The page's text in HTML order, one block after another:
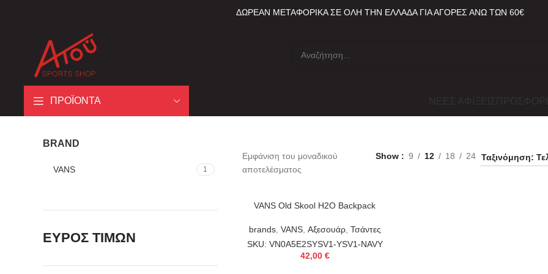
ΔΩΡΕΑΝ ΜΕΤΑΦΟΡΙΚΑ ΣΕ ΟΛΗ ΤΗΝ ΕΛΛΑΔΑ ΓΙΑ ΑΓΟΡΕΣ ΑΝΩ ΤΩΝ 60€
ΠΡΟΪΟΝΤΑ
BRAND
VANS 1
ΕΥΡΟΣ ΤΙΜΩΝ
Εμφάνιση του μοναδικού
αποτελέσματος
Show 9 12 18 24
VANS Old Skool H2O Backpack
brands, VANS, Αξεσουάρ, Τσάντες
SKU: VN0A5E2SYSV1-YSV1-NAVY
42,00 €